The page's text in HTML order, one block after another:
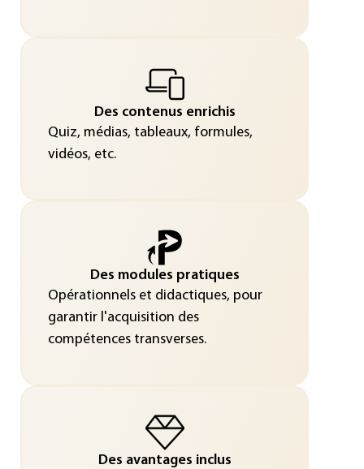
Des contenus enrichis
Quiz, médias, tableaux, formules,
vidéos, etc.
Des modules pratiques
Opérationnels et didactiques, pour
garantir l'acquisition des
compétences transverses.
Des avantages inclus